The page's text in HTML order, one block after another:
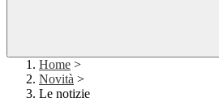
Home >
Novità >
Le notizie